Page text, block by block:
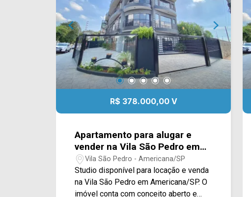
postos de gasolina, ponto de ônibus,
bares e comércio em geral. Para saber
mais sobre o imóvel ou para agendar
uma visita, entre em contato conosco:
WhatsApp Locação: (19) 97169-1100
Telefone Arbix: (19) 3475-4546
R$ 378.000,00 V
Apartamento para alugar e
vender na Vila São Pedro em
Americana/SP.
Vila São Pedro - Americana/SP
Studio disponível para locação e venda
na Vila São Pedro em Americana/SP. O
imóvel conta com conceito aberto e